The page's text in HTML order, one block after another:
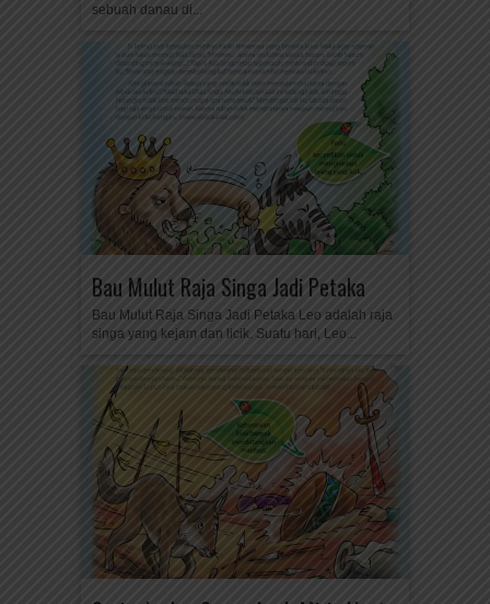
sebuah danau di...
Bau Mulut Raja Singa Jadi Petaka
Bau Mulut Raja Singa Jadi Petaka Leo adalah raja
singa yang kejam dan licik. Suatu hari, Leo...